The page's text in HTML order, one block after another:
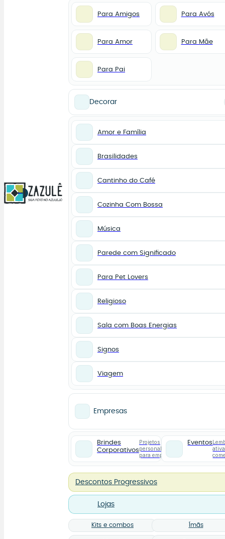
0
Para Amigos Para Avós
Para Amor Para Mãe
Para Pai
Decorar
Amor e Família
Brasilidades
Cantinho do Café
Cozinha Com Bossa
Música
Parede com Significado
Para Pet Lovers
Religioso
Sala com Boas Energias
Signos
Viagem
Empresas
Brindes
Corporativos
Projetos
personalizados
para empresas
Eventos
Descontos Progressivos
Lojas
Kits e combos Ímãs